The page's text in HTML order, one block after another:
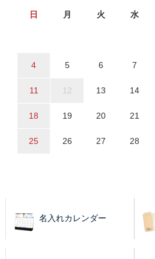
日 月 火 水
4 5 6 7
11 12 13 14
18 19 20 21
25 26 27 28
名入れカレンダー